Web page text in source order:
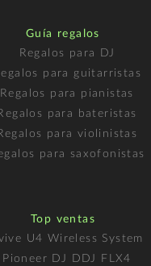
Guía regalos
Regalos para DJ
para guitarristas
Regalos para pianistas
para bateristas
para violinistas
para saxofonistas
Top ventas
U4 Wireless System
Pioneer DJ DDJ FLX4